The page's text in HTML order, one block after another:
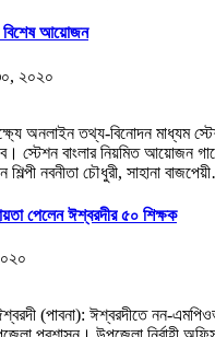
বিশেষ আয়োজন
২০২০
অনলাইন তথ্য-বিনোদন মাধ্যম
স্টেশন বাংলার নিয়মিত আয়োজন
শিল্পী নবনীতা চৌধুরী, সাহানা
পেলেন ঈশ্বরদীর ৫০ শিক্ষক
(পাবনা): ঈশ্বরদীতে নন-